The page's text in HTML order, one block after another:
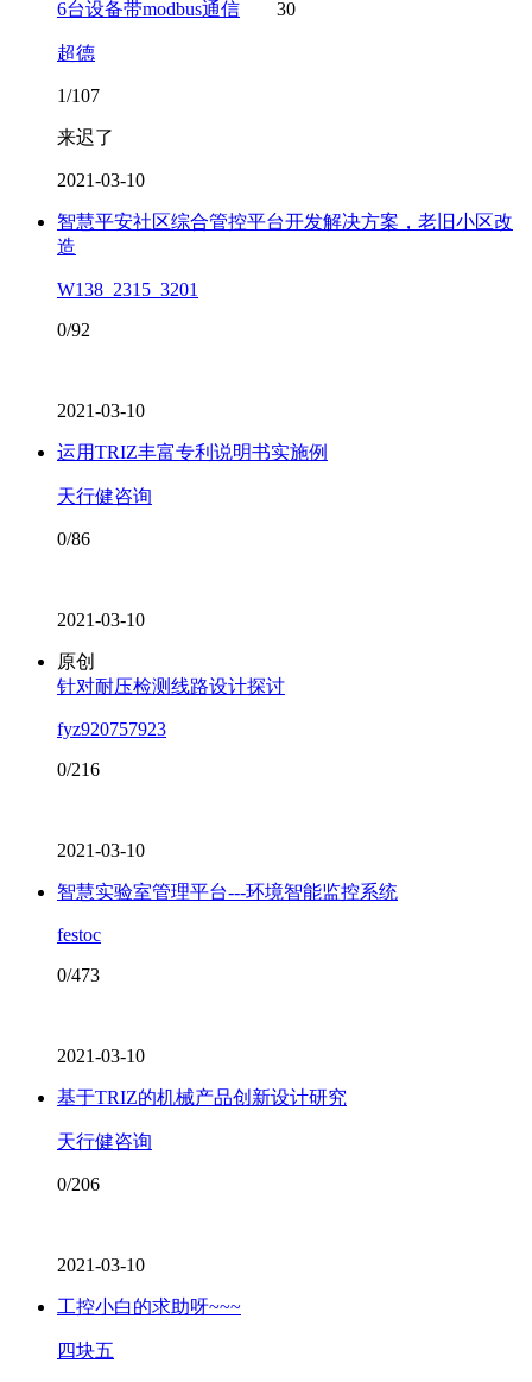
6台设备带modbus通信 30
超德
1/107
来迟了
2021-03-10
智慧平安社区综合管控平台开发解决方案，老旧小区改
造
W138_2315_3201
0/92
2021-03-10
运用TRIZ丰富专利说明书实施例
天行健咨询
0/86
2021-03-10
原创
针对耐压检测线路设计探讨
fyz920757923
0/216
2021-03-10
智慧实验室管理平台---环境智能监控系统
festoc
0/473
2021-03-10
基于TRIZ的机械产品创新设计研究
天行健咨询
0/206
2021-03-10
工控小白的求助呀~~~
四块五